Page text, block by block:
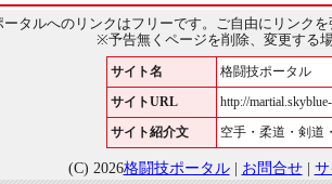
ータルへのリンクはフリーです。ご自由にリンク
※予告無くページを削除、変更する
サイト名 格闘技ポータル
サイトURL http://
サイト紹介文 空手・柔道・剣道
(C) 2026格闘技ポータル| お問合せ|